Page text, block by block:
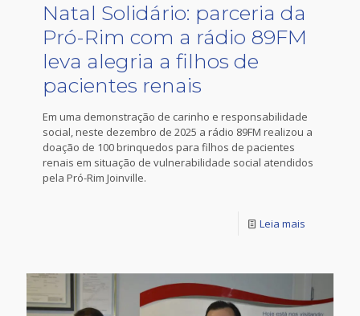
Natal Solidário: parceria da
Pró-Rim com a rádio 89FM
leva alegria a filhos de
pacientes renais
Em uma demonstração de carinho e responsabilidade
social, neste dezembro de 2025 a rádio 89FM realizou a
doação de 100 brinquedos para filhos de pacientes
renais em situação de vulnerabilidade social atendidos
pela Pró-Rim Joinville.
Leia mais